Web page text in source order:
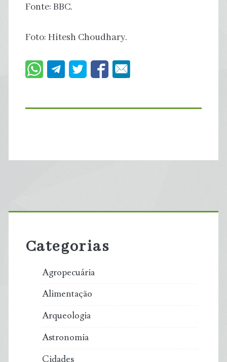
Fonte: BBC.
Foto: Hitesh Choudhary.
Primary
Sidebar
Categorias
Agropecuária
Alimentação
Arqueologia
Astronomia
Cidades